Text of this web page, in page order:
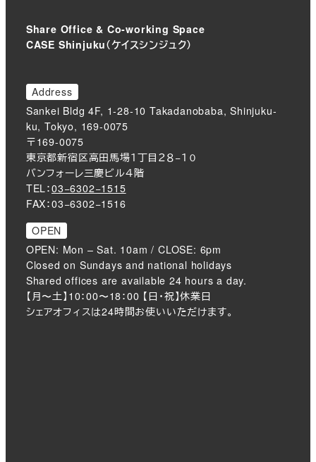
Share Office & Co-working Space
CASE Shinjuku（ケイスシンジュク）
Address
Sankei Bldg 4F, 1-28-10 Takadanobaba, Shinjuku-
ku, Tokyo, 169-0075
〒169-0075
東京都新宿区高田馬場１丁目２８−１０
バンフォーレ三慶ビル４階
TEL：03−6302−1515
FAX：03−6302−1516
OPEN
OPEN: Mon – Sat. 10am / CLOSE: 6pm
Closed on Sundays and national holidays
Shared offices are available 24 hours a day.
【月〜土】10：00〜18：00 【日・祝】休業日
シェアオフィスは24時間お使いいただけます。